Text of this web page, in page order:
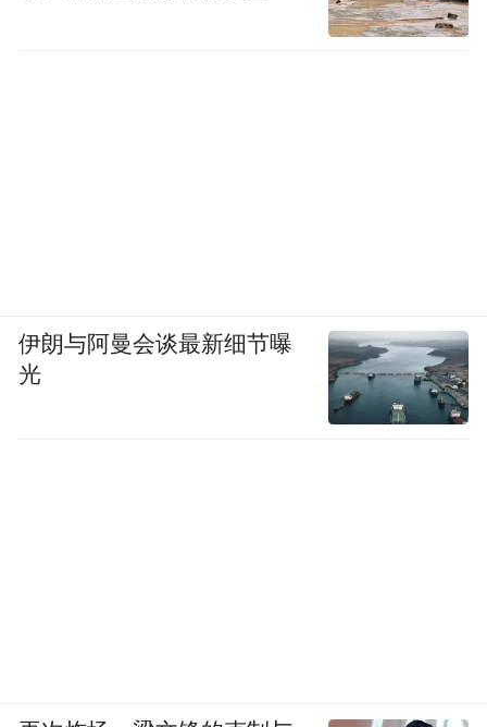
伊朗与阿曼会谈最新细节曝
光